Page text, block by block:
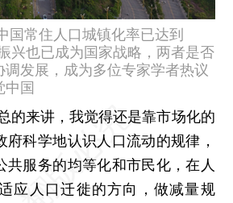
国常住人口城镇化率已达到
兴也已成为国家战略，两者是否
调发展，成为多位专家学者热议
中国
的来讲，我觉得还是靠市场化的
府科学地认识人口流动的规律，
共服务的均等化和市民化，在人
应人口迁徙的方向，做减量规